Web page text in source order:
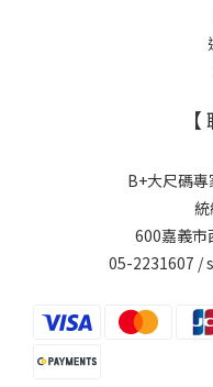
B+大尺碼
600嘉義市
05-2231607 /